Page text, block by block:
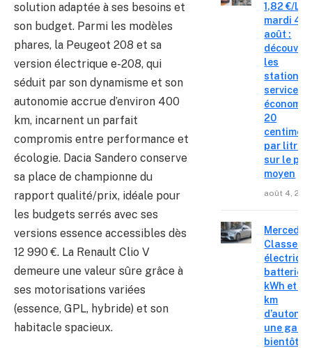
solution adaptée à ses besoins et
son budget. Parmi les modèles
phares, la Peugeot 208 et sa
version électrique e-208, qui
séduit par son dynamisme et son
autonomie accrue d’environ 400
km, incarnent un parfait
compromis entre performance et
écologie. Dacia Sandero conserve
sa place de championne du
rapport qualité/prix, idéale pour
les budgets serrés avec ses
versions essence accessibles dès
12 990 €. La Renault Clio V
demeure une valeur sûre grâce à
ses motorisations variées
(essence, GPL, hybride) et son
habitacle spacieux.
1,82 €/L
mardi 4
août :
les
stations-
service où
20
centimes
par litre
sur le prix
moyen
août 4,
Mercedes
Classe C
batterie
kWh et
km
une
bientôt